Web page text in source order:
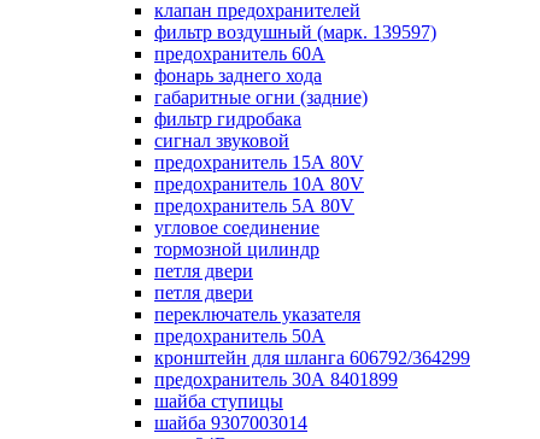
клапан предохранителей
фильтр воздушный (марк. 139597)
предохранитель 60А
фонарь заднего хода
габаритные огни (задние)
фильтр гидробака
сигнал звуковой
предохранитель 15А 80V
предохранитель 10А 80V
предохранитель 5А 80V
угловое соединение
тормозной цилиндр
петля двери
петля двери
переключатель указателя
предохранитель 50А
кронштейн для шланга 606792/364299
предохранитель 30А 8401899
шайба ступицы
шайба 9307003014